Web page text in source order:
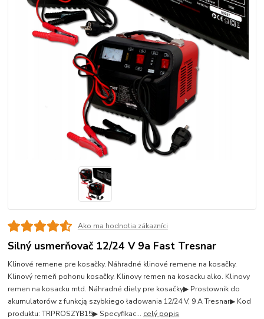
Ako ma hodnotia zákazníci
Silný usmerňovač 12/24 V 9a Fast Tresnar
Klinové remene pre kosačky. Náhradné klinové remene na kosačky.
Klinový remeň pohonu kosačky. Klinovy remen na kosacku alko. Klinovy
remen na kosacku mtd. Náhradné diely pre kosačky▶ Prostownik do
akumulatorów z funkcją szybkiego ładowania 12/24 V, 9 A Tresnar▶ Kod
produktu: TRPROSZYB15▶ Specyfikac... celý popis